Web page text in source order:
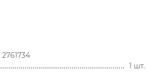
2761734
1 шт.